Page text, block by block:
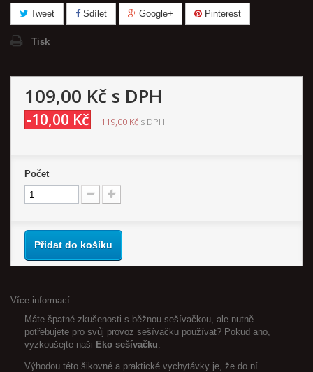
Tweet Sdílet Google+ Pinterest
Tisk
109,00 Kč s DPH
-10,00 Kč 119,00 Kčs DPH
Počet
Přidat do košíku
Více informací
Máte špatné zkušenosti s běžnou sešívačkou, ale nutně
potřebujete pro svůj provoz sešívačku používat? Pokud ano,
vyzkoušejte naši Eko sešívačku.
Výhodou této šikovné a praktické vychytávky je, že do ní